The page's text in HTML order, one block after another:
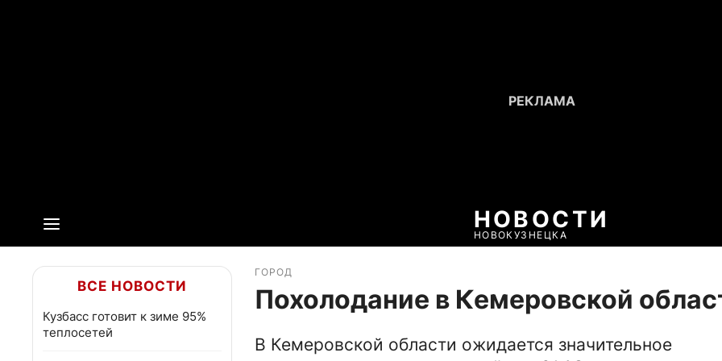
НОВОСТИ
НОВОКУЗНЕЦКА
ВСЕ НОВОСТИ
Кузбасс готовит к зиме 95%
теплосетей
ГОРОД
Похолодание в Кемеровской
В Кемеровской области ожидается значительное